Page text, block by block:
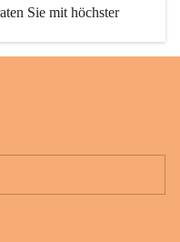
Sie mit höchster
wünschen planen,
ganz nach Ihrem Stil.